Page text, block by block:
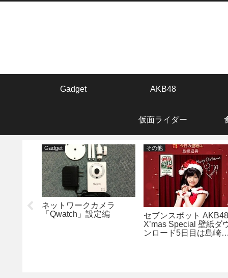
Gadget AKB48
仮面ライダー
のオー
Gadget
ネットワークカメラ
「Qwatch」設定編
その他
セブンスポット
X’mas Special 壁紙ダ
ンロード5日目は島崎